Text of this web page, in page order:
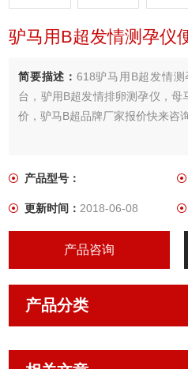
驴马用B超发情测孕仪
简要描述： 618驴马用B超发情
台，驴用B超发情排卵测孕仪，
价，驴马B超品牌厂家报价快来咨
产品型号：
更新时间：2018-06-08
产品咨询
产品分类